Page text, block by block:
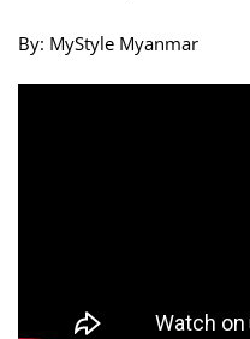
By: MyStyle Myanmar